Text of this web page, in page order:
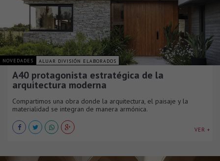
NOVEDADES ALUAR DIVISIÓN ELABORADOS
A40 protagonista estratégica de la
arquitectura moderna
Compartimos una obra donde la arquitectura, el paisaje y la
materialidad se integran de manera armónica.
VER +